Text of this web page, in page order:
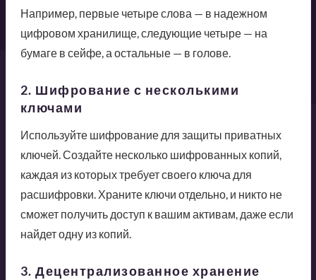
Например, первые четыре слова — в надежном
цифровом хранилище, следующие четыре — на
бумаге в сейфе, а остальные — в голове.
2. Шифрование с несколькими
ключами
Используйте шифрование для защиты приватных
ключей. Создайте несколько шифрованных копий,
каждая из которых требует своего ключа для
расшифровки. Храните ключи отдельно, и никто не
сможет получить доступ к вашим активам, даже если
найдет одну из копий.
3. Децентрализованное хранение